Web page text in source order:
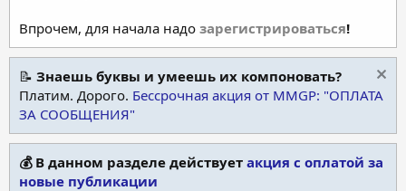
Впрочем, для начала надо зарегистрироваться!
📝 Знаешь буквы и умеешь их компоновать?
Платим. Дорого. Бессрочная акция от MMGP: "ОПЛАТА
ЗА СООБЩЕНИЯ"
💰 В данном разделе действует акция с оплатой за
новые публикации